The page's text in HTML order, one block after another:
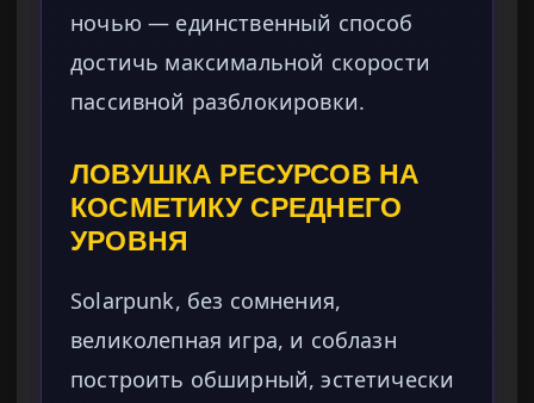
ночью — единственный способ
достичь максимальной скорости
пассивной разблокировки.
ЛОВУШКА РЕСУРСОВ НА
КОСМЕТИКУ СРЕДНЕГО
УРОВНЯ
Solarpunk, без сомнения,
великолепная игра, и соблазн
построить обширный, эстетически